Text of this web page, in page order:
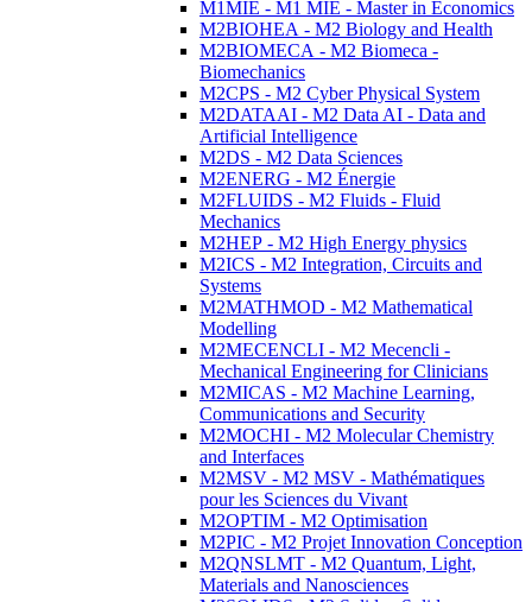
M1MIE - M1 MIE - Master in Economics
M2BIOHEA - M2 Biology and Health
M2BIOMECA - M2 Biomeca -
Biomechanics
M2CPS - M2 Cyber Physical System
M2DATAAI - M2 Data AI - Data and
Artificial Intelligence
M2DS - M2 Data Sciences
M2ENERG - M2 Énergie
M2FLUIDS - M2 Fluids - Fluid
Mechanics
M2HEP - M2 High Energy physics
M2ICS - M2 Integration, Circuits and
Systems
M2MATHMOD - M2 Mathematical
Modelling
M2MECENCLI - M2 Mecencli -
Mechanical Engineering for Clinicians
M2MICAS - M2 Machine Learning,
Communications and Security
M2MOCHI - M2 Molecular Chemistry
and Interfaces
M2MSV - M2 MSV - Mathématiques
pour les Sciences du Vivant
M2OPTIM - M2 Optimisation
M2PIC - M2 Projet Innovation Conception
M2QNSLMT - M2 Quantum, Light,
Materials and Nanosciences